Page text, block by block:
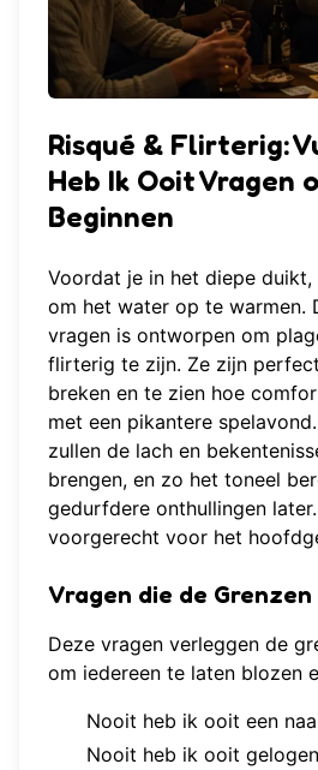
Risqué & Flirterig:
Heb Ik Ooit Vragen
Beginnen
Voordat je in het diepe
om het water op te warmen.
vragen is ontworpen om
flirterig te zijn. Ze zijn
breken en te zien hoe
met een pikantere
zullen de lach en
brengen, en zo het toneel
gedurfdere onthullingen
voorgerecht voor het
Vragen die de
Deze vragen verleggen de
om iedereen te laten blozen
Nooit heb ik ooit een
Nooit heb ik ooit